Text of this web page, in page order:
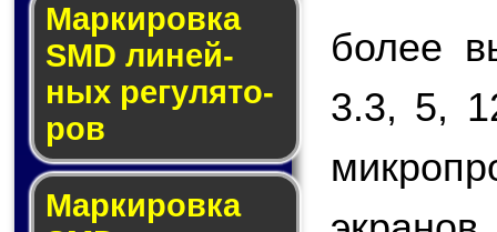
Маркировка
SMD ли­ней­
ных ре­гу­ля­то­
ров
Маркировка
более
3.3, 5,